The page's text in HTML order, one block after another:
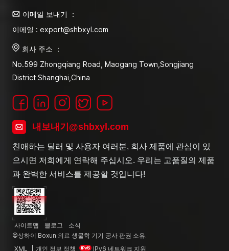
이메일 보내기 ：
이메일 : export@shbxyl.com
회사 주소 ：
No.599 Zhongqiang Road, Maogang Town,Songjiang
District Shanghai,China
내보내기@shbxyl.com
친애하는 딜러 및 사용자 여러분, 회사 제품에 관심이 있
으시면 저희에게 연락해 주십시오. 우리는 고품질의 제품
과 완벽한 서비스를 제공할 것입니다!
사이트맵 블로그
소식
©상하이 Boxun 의료 생물학 기기 공사 판권 소유.
XML
개인 정보 정책 IPv6 네트워크 지원